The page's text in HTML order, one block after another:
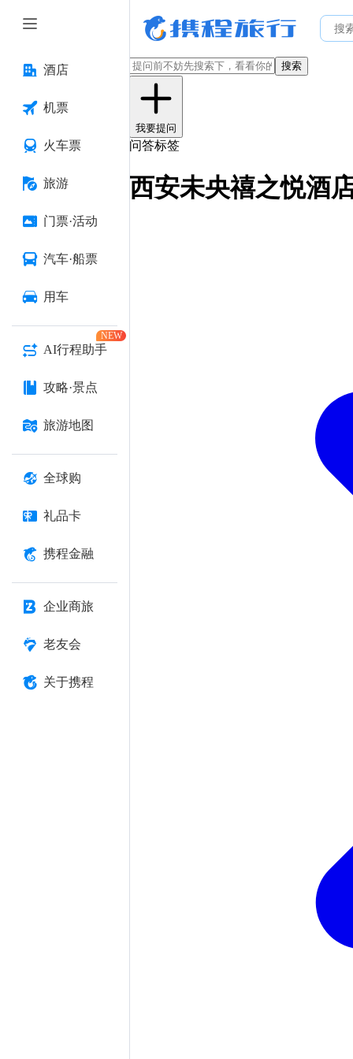
酒店
机票
火车票
旅游
门票·活动
汽车·船票
用车
AI行程助手
NEW
攻略·景点
旅游地图
全球购
礼品卡
携程金融
企业商旅
老友会
关于携程
搜索
我要提问
问答标签
西安未央禧之悦酒